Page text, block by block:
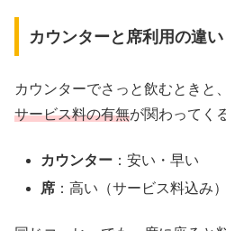
カウンターと席利用の違い
カウンターでさっと飲むときと
サービス料の有無が関わってく
カウンター ：安い・早い
席 ：高い（サービス料込み）